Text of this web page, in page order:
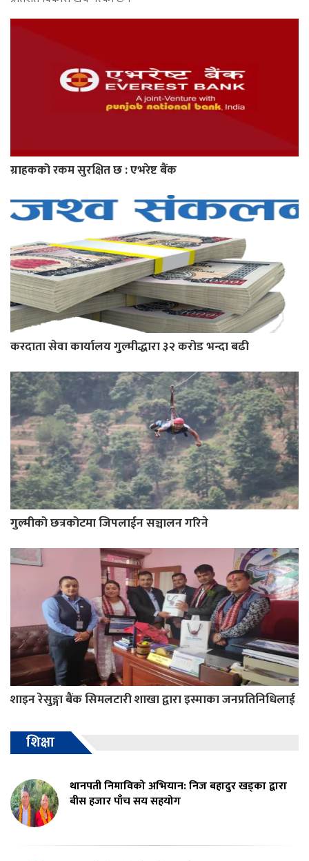
ग्राहकको रकम सुरक्षित छ : एभरेष्ट बैंक
करदाता सेवा कार्यालय गुल्मीद्धारा ३२ करोड भन्दा बढी
गुल्मीको छत्रकोटमा जिपलाईन सञ्चालन गरिने
शाइन रेसुङ्गा बैंक सिमलटारी शाखा द्वारा इस्माका जनप्रतिनिधिलाई
शिक्षा
थानपती निमाविको अभियान: निज बहादुर खड्का द्वारा
बीस हजार पाँच सय सहयोग